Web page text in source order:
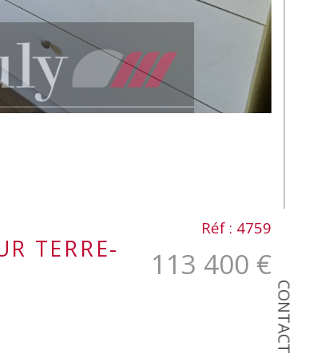
CONTACT
TERRE-
Réf : 4759
113 400 €